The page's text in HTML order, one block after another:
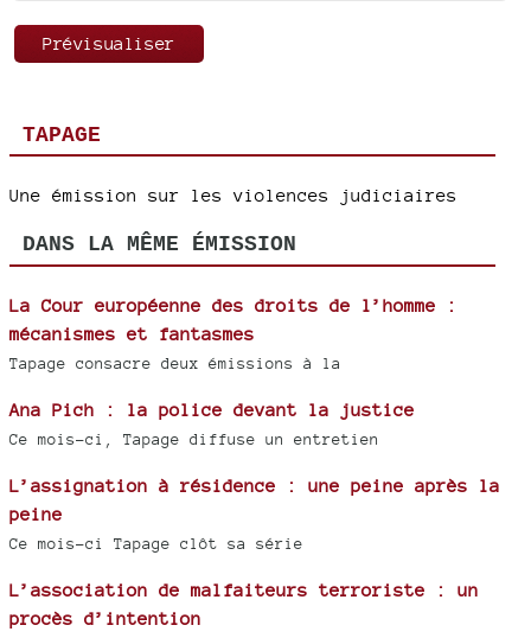
TAPAGE
Une émission sur les violences judiciaires
DANS LA MÊME ÉMISSION
La Cour européenne des droits de l’homme :
mécanismes et fantasmes
Tapage consacre deux émissions à la
Ana Pich : la police devant la justice
Ce mois-ci, Tapage diffuse un entretien
L’assignation à résidence : une peine après la
peine
Ce mois-ci Tapage clôt sa série
L’association de malfaiteurs terroriste : un
procès d’intention